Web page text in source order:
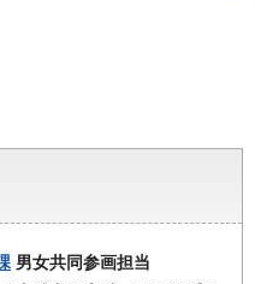
男女共同参画担当